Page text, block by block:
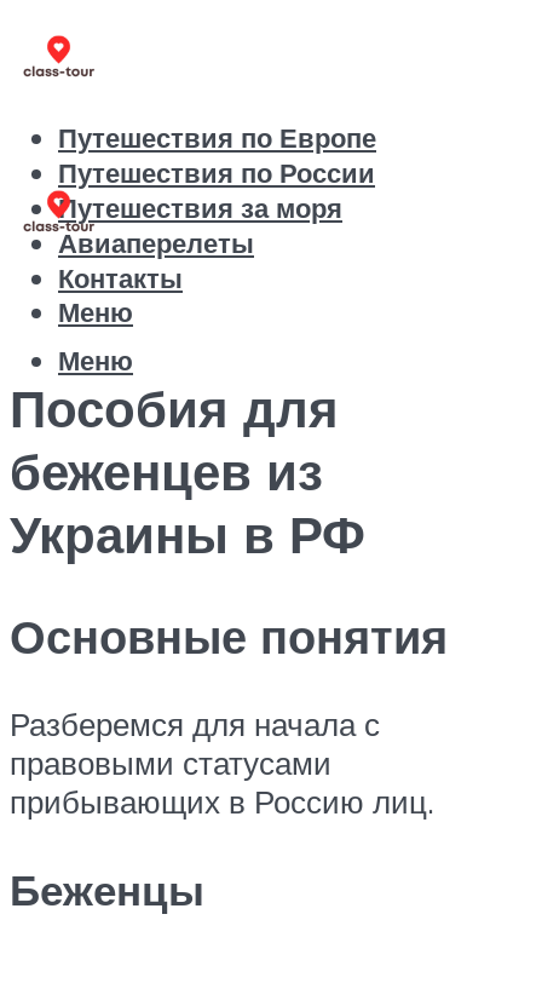
Путешествия по Европе
Путешествия по России
Путешествия за моря
Авиаперелеты
Контакты
Меню
Меню
Пособия для
беженцев из
Украины в РФ
Основные понятия
Разберемся для начала с
правовыми статусами
прибывающих в Россию лиц.
Беженцы